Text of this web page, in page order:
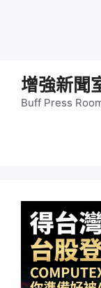
增強新聞
Buff Press